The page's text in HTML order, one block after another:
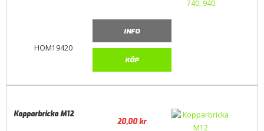
HOM19420
INFO
KÖP
Kopparbricka M12
20,00kr